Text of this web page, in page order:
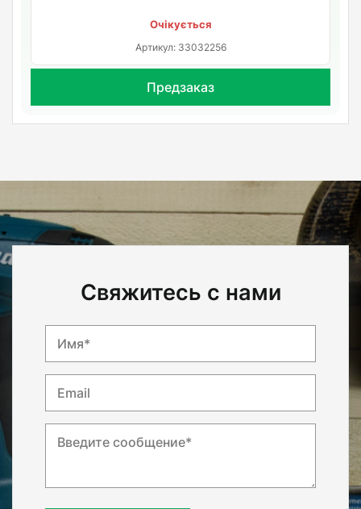
Очікується
Артикул: 33032256
Предзаказ
Свяжитесь с нами
Имя*
Email
Введите сообщение*